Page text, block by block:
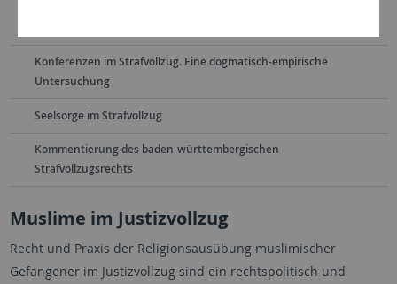
Konferenzen im Strafvollzug. Eine dogmatisch-empirische
Untersuchung
Seelsorge im Strafvollzug
Kommentierung des baden-württembergischen
Strafvollzugsrechts
Muslime im Justizvollzug
Recht und Praxis der Religionsausübung muslimischer
Gefangener im Justizvollzug sind ein rechtspolitisch und